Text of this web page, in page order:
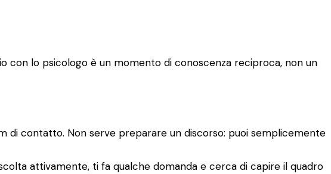
con lo psicologo è un momento di conoscenza reciproca, non un
contatto. Non serve preparare un discorso: puoi semplicemente
attivamente, ti fa qualche domanda e cerca di capire il quadro